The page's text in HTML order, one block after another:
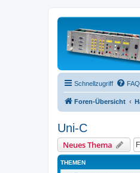
Schnellzugriff FAQ
Foren-Übersicht
Uni-C
Neues Thema
THEMEN